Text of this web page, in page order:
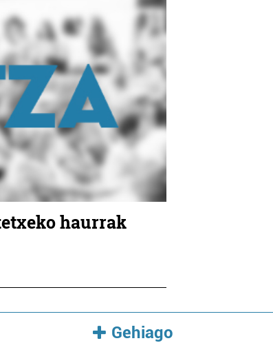
haurrak
Gehiago